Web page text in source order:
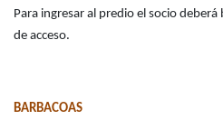
Para ingresar al predio el socio
de acceso.
BARBACOAS